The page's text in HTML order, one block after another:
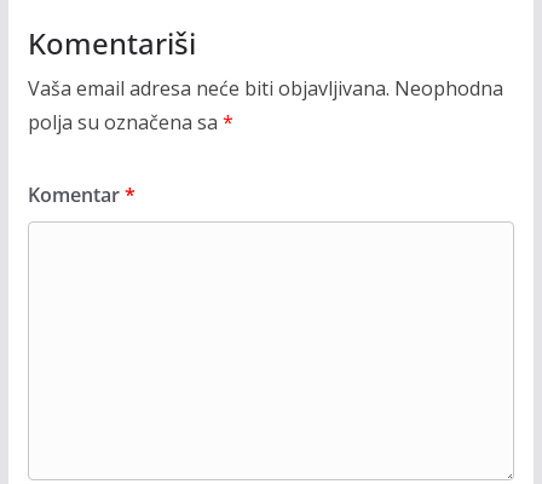
Komentariši
Vaša email adresa neće biti objavljivana. Neophodna
polja su označena sa *
Komentar*